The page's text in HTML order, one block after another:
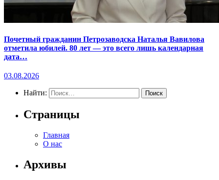
Почетный гражданин Петрозаводска Наталья Вавилова
отметила юбилей. 80 лет — это всего лишь календарная
дата…
03.08.2026
Найти:
Страницы
Главная
О нас
Архивы